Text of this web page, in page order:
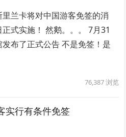
兰卡将对中国游客免签的消
式实施！ 然鹅。。。 7月31
布了正式公告 不是免签！是
76,387浏览
实行有条件免签